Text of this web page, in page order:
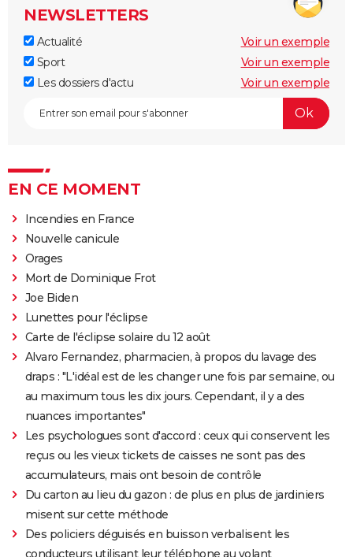
NEWSLETTERS
Actualité
Voir un exemple
Sport
Voir un exemple
Les dossiers d'actu
Voir un exemple
EN CE MOMENT
Incendies en France
Nouvelle canicule
Orages
Mort de Dominique Frot
Joe Biden
Lunettes pour l'éclipse
Carte de l'éclipse solaire du 12 août
Alvaro Fernandez, pharmacien, à propos du lavage des
draps : "L'idéal est de les changer une fois par semaine, ou
au maximum tous les dix jours. Cependant, il y a des
nuances importantes"
Les psychologues sont d'accord : ceux qui conservent les
reçus ou les vieux tickets de caisses ne sont pas des
accumulateurs, mais ont besoin de contrôle
Du carton au lieu du gazon : de plus en plus de jardiniers
misent sur cette méthode
Des policiers déguisés en buisson verbalisent les
conducteurs utilisant leur téléphone au volant